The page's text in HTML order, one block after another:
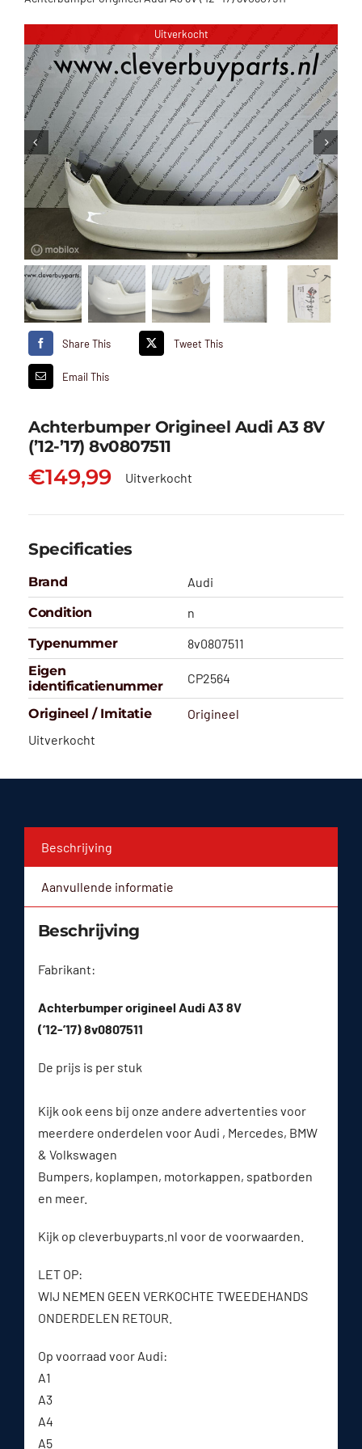
Uitverkocht
Share This Tweet This
Email This
Achterbumper Origineel Audi A3 8V
(’12-’17) 8v0807511
€149,99 Uitverkocht
Specificaties
Brand
Audi
Condition
n
Typenummer
8v0807511
Eigen
identificatienummer
CP2564
Origineel / Imitatie
Origineel
Uitverkocht
Beschrijving
Aanvullende informatie
Beschrijving
Fabrikant:
Achterbumper origineel Audi A3 8V
(’12-’17) 8v0807511
De prijs is per stuk
Kijk ook eens bij onze andere advertenties voor
meerdere onderdelen voor Audi , Mercedes, BMW
& Volkswagen
Bumpers, koplampen, motorkappen, spatborden
en meer.
Kijk op cleverbuyparts.nl voor de voorwaarden.
LET OP:
WIJ NEMEN GEEN VERKOCHTE TWEEDEHANDS
ONDERDELEN RETOUR.
Op voorraad voor Audi:
A1
A3
A4
A5